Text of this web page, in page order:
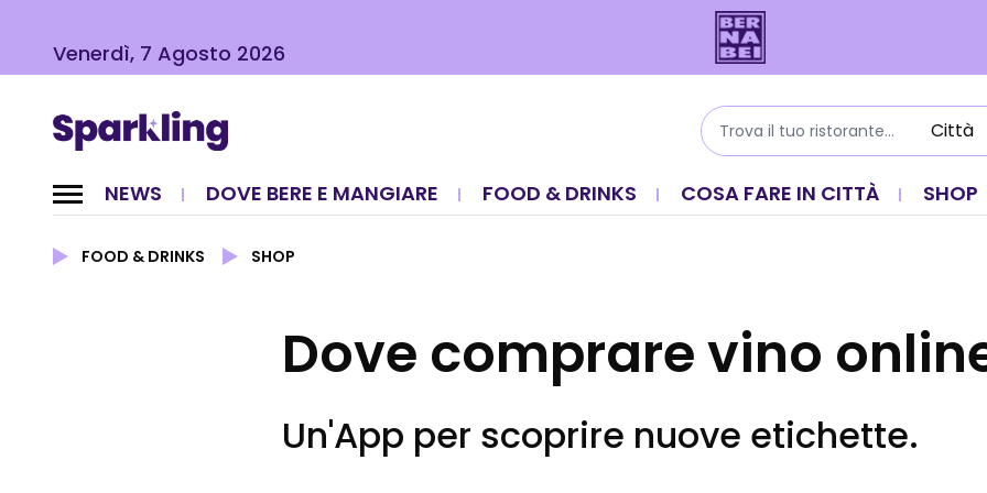
Venerdì, 7 Agosto 2026
NEWS DOVE BERE E MANGIARE FOOD & DRINKS COSA FARE IN CITTÀ SHOP
FOOD & DRINKS SHOP
Dove comprare vino
Un'App per scoprire nuove etichette.